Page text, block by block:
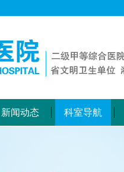
新闻动态 科室导航